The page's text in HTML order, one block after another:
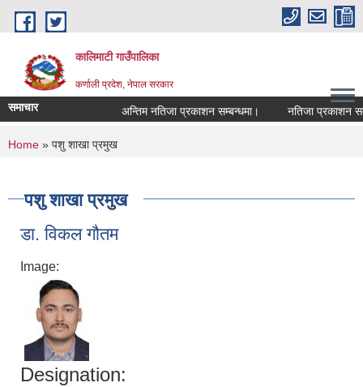
Skip to main content
कालिमाटी गाउँपालिका
कर्णाली प्रदेश, नेपाल सरकार
समाचार अन्तिम नतिजा प्रकाशन सम्बन्धमा। नतिजा प्रकाशन
You are here
Home » पशु शाखा प्रमुख
पशु शाखा प्रमुख
डा. विकल गौतम
Image:
Designation: